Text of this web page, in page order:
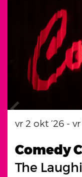
Comedy
The
vr 2 okt ’26 - vr